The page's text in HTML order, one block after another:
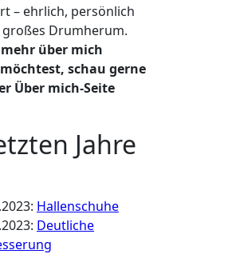
– ehrlich, persönlich
Drumherum.
über mich
schau gerne
Über mich-Seite
Jahre
: Hallenschuhe
: Deutliche